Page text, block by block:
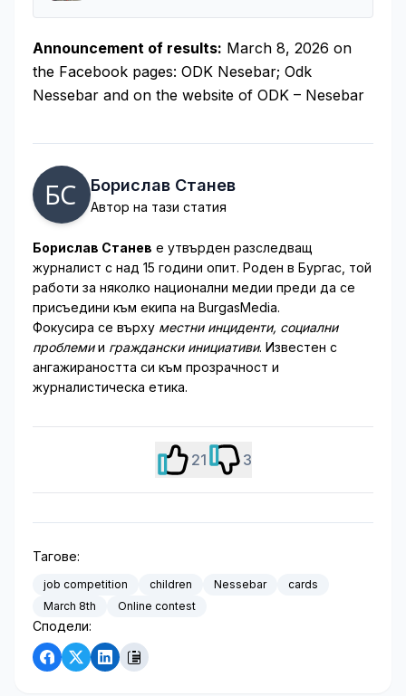
Announcement of results: March 8, 2026 on
the Facebook pages: ODK Nesebar; Odk
Nessebar and on the website of ODK – Nesebar
Борислав Станев
Автор на тази статия
Борислав Станев е утвърден разследващ
журналист с над 15 години опит. Роден в Бургас, той
работи за няколко национални медии преди да се
присъедини към екипа на BurgasMedia.
Фокусира се върху местни инциденти, социални
проблемии граждански инициативи. Известен с
ангажираността си към прозрачност и
журналистическа етика.
21 3
Тагове:
job competition children Nessebar
cards
March 8th
Online contest
Сподели: